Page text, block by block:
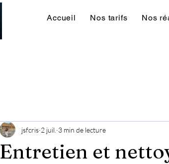
Accueil Nos tarifs Nos
Entretien et
jsfcris 2 juil. 3 min de lecture